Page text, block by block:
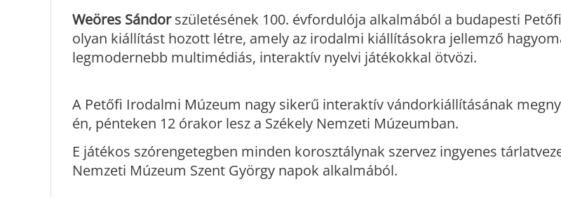
Weöres Sándorszületésének 100. évfordulója alkalmából a budapesti
olyan kiállítást hozott létre, amely az irodalmi kiállításokra jellemző
legmodernebb multimédiás, interaktív nyelvi játékokkal ötvözi.
A Petőfi Irodalmi Múzeum nagy sikerű interaktív vándorkiállításának
én, pénteken 12 órakor lesz a Székely Nemzeti Múzeumban.
E játékos szórengetegben minden korosztálynak szervez ingyenes
Nemzeti Múzeum Szent György napok alkalmából.